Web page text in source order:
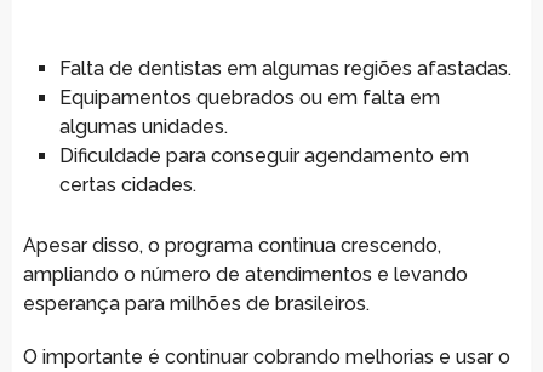
Falta de dentistas em algumas regiões afastadas.
Equipamentos quebrados ou em falta em
algumas unidades.
Dificuldade para conseguir agendamento em
certas cidades.
Apesar disso, o programa continua crescendo,
ampliando o número de atendimentos e levando
esperança para milhões de brasileiros.
O importante é continuar cobrando melhorias e usar o